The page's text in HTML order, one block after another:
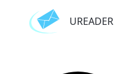
UREADER